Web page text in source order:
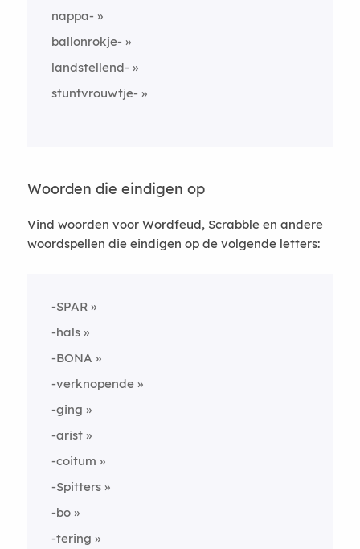
nappa-
ballonrokje-
landstellend-
stuntvrouwtje-
Woorden die eindigen op
Vind woorden voor Wordfeud, Scrabble en andere
woordspellen die eindigen op de volgende letters:
-SPAR
-hals
-BONA
-verknopende
-ging
-arist
-coitum
-Spitters
-bo
-tering